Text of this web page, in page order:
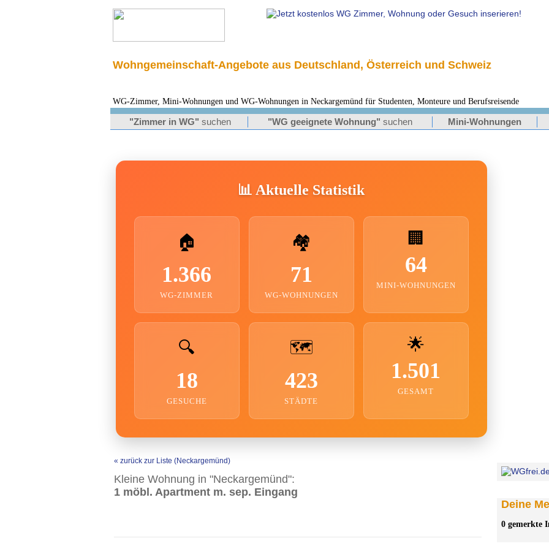
Wohngemeinschaft-Angebote aus Deutschland, Österreich und Schweiz
WG-Zimmer, Mini-Wohnungen und WG-Wohnungen in Neckargemünd für Studenten, Monteure und Berufsreisende
"Zimmer in WG" suchen "WG geeignete Wohnung" suchen Mini-Wohnungen
📊 Aktuelle Statistik
🏠
1.366
WG-ZIMMER
🏘️
71
WG-WOHNUNGEN
🏢
64
MINI-WOHNUNGEN
🔍
18
GESUCHE
🗺️
423
STÄDTE
🌟
1.501
GESAMT
« zurück zur Liste (Neckargemünd)
Kleine Wohnung in "Neckargemünd":
1 möbl. Apartment m. sep. Eingang
Deine
0 gemerkte